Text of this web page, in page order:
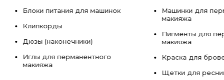
Блоки питания для машинок
Клипкорды
Дюзы (наконечники)
Иглы для перманентного
макияжа
Машинки для
макияжа
Пигменты для
макияжа
Краска для
Щетки для